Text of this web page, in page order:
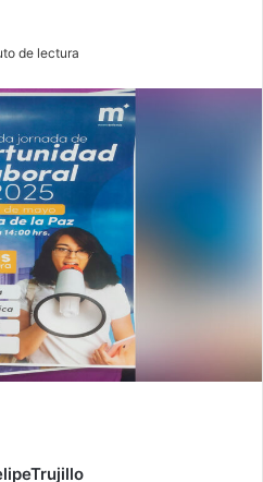
de lectura